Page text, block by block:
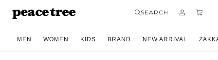
SEARCH
MEN WOMEN KIDS BRAND NEW ARRIVAL